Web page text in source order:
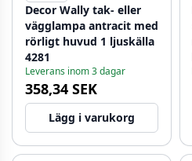
Decor Wally tak- eller
vägglampa antracit med
rörligt huvud 1 ljuskälla
4281
Leverans inom 3 dagar
358,34 SEK
Lägg i varukorg